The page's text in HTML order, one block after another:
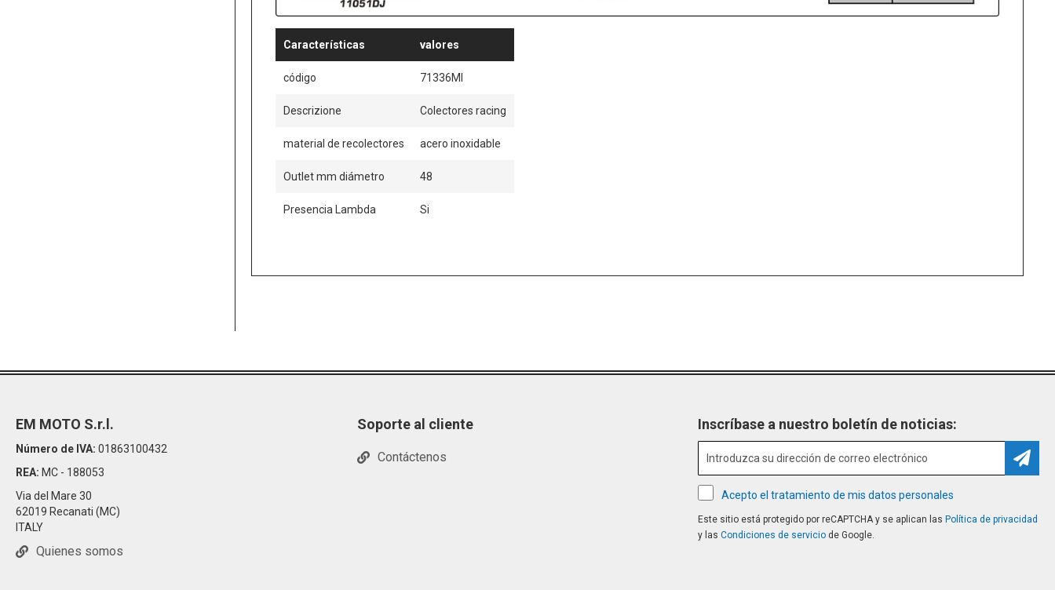
Características valores
código 71336MI
Descrizione Colectores racing
material de recolectores acero inoxidable
Outlet mm diámetro 48
Presencia Lambda Si
Inscríbase a nuestro boletín de noticias:
Acepto el tratamiento de mis datos personales
Este sitio está protegido por reCAPTCHA y se aplican las Política de privacidad
y lasCondiciones de servicio de Google.
EM MOTO S.r.l.
Número de IVA: 01863100432
REA: MC - 188053
Via del Mare 30
62019 Recanati (MC)
ITALY
Quienes somos
Soporte al cliente
Contáctenos